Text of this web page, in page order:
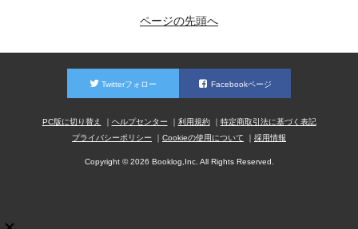
店、一九九一年）という本の、一九七六年版のまえがきの
「小説よりも奇なり」ということばは、私が真実について
感じていることをまさに正確に表現している。われわれは
生存機械──遺伝子という名の利己的な分子を保存するべく
に私は今なおただ驚きつづけている。私は何年も前からこ
うにはない。私の願いの一つは、他の人たちをなんとかし
ページの先頭へ
Twitterフォロー Facebookページ
PC版に切り替え ヘルプセンター 利用規約
特定商取引法に基づく表記
プライバシーポリシー
Cookieの使用について 採用情報
Copyright © 2026 Booklog,Inc. All Rights Reserved.